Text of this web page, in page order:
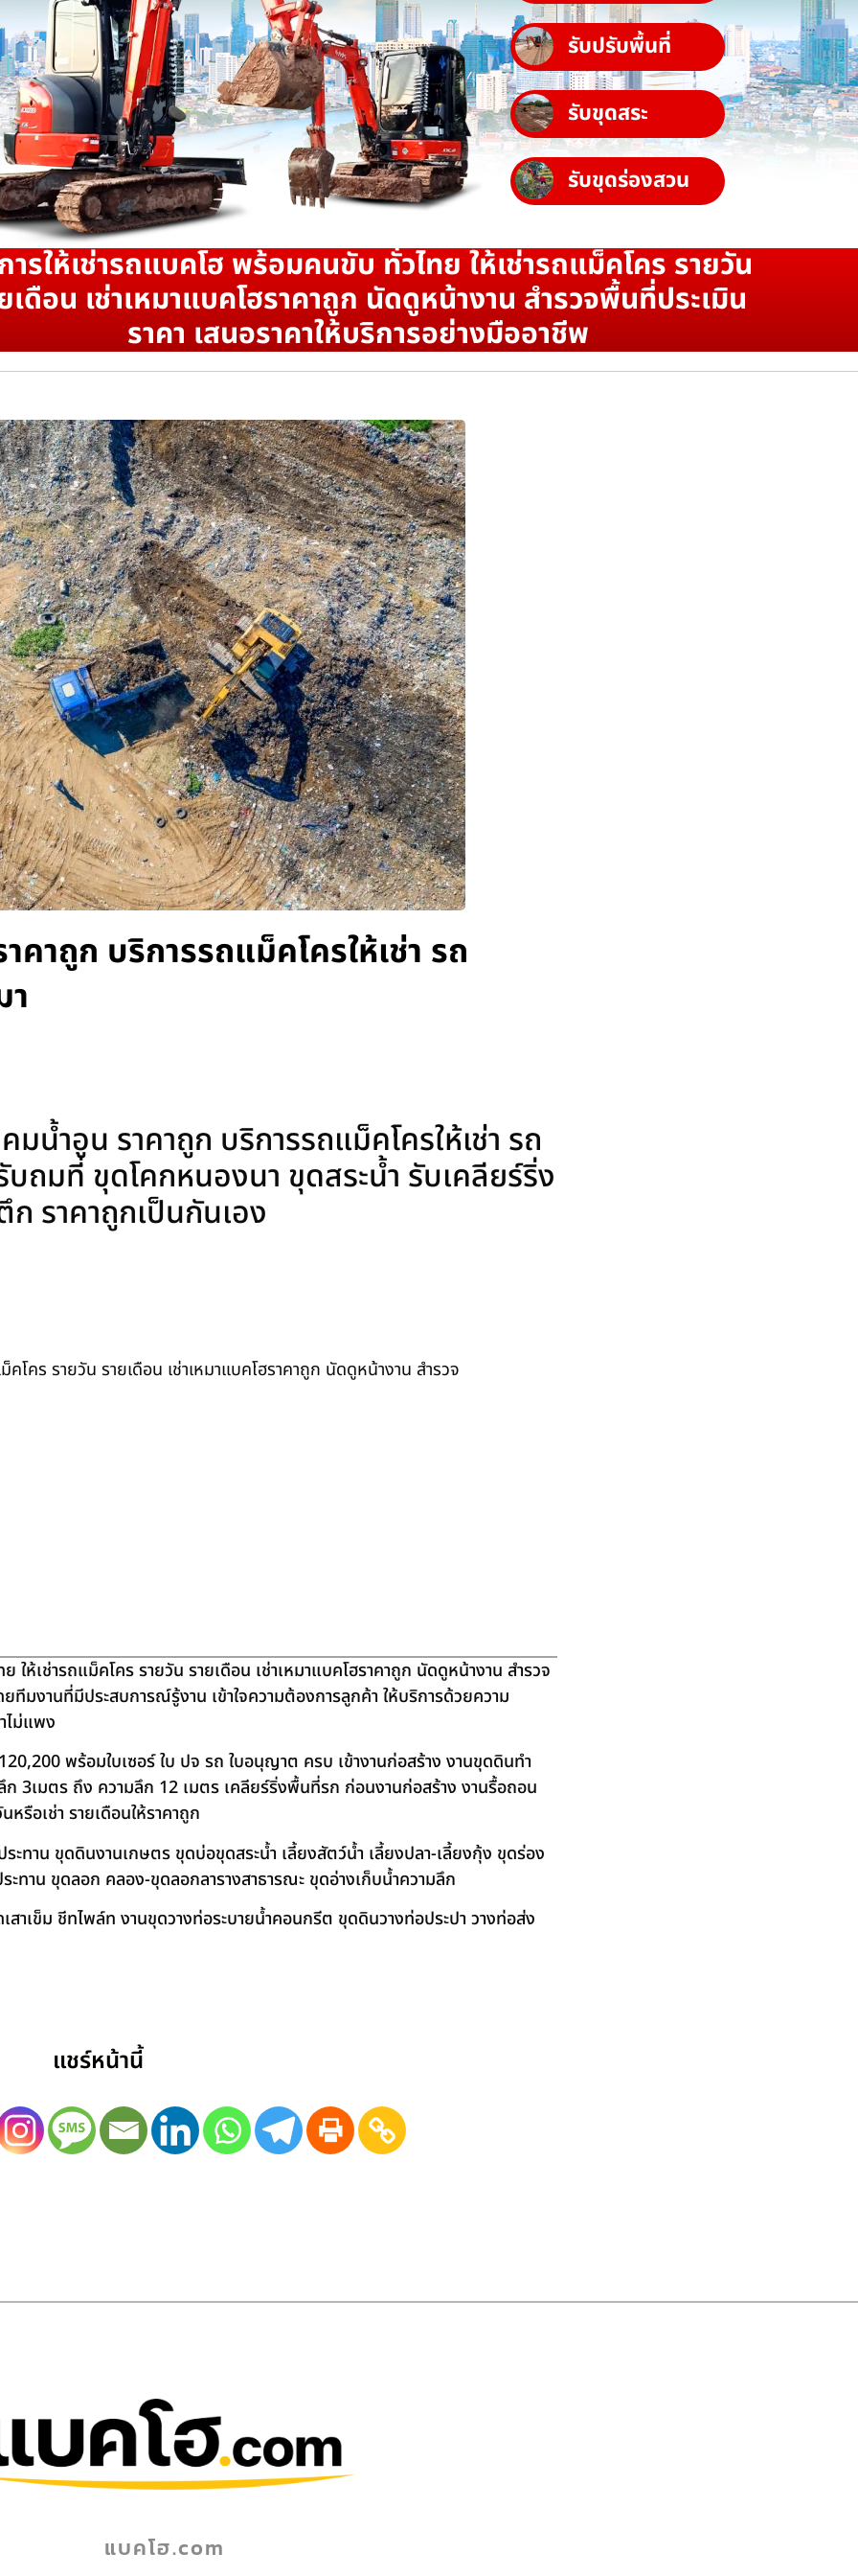
รับปรับพื้นที่
รับขุดสระ
รับขุดร่องสวน
ารให้เช่ารถแบคโฮ พร้อมคนขับ ทั่วไทย ให้เช่ารถแม็คโคร รายวัน
เดือน เช่าเหมาแบคโฮราคาถูก นัดดูหน้างาน สำรวจพื้นที่ประเมิน
ราคา เสนอราคาให้บริการอย่างมืออาชีพ
คาถูก บริการรถแม็คโครให้เช่า รถ
น้ำอูน ราคาถูก บริการรถแม็คโครให้เช่า รถ
ถมที่ ขุดโคกหนองนา ขุดสระน้ำ รับเคลียร์ริ่ง
ราคาถูกเป็นกันเอง
โคร รายวัน รายเดือน เช่าเหมาแบคโฮราคาถูก นัดดูหน้างาน สำรวจ
ห้เช่ารถแม็คโคร รายวัน รายเดือน เช่าเหมาแบคโฮราคาถูก นัดดูหน้างาน สำรวจ
ทีมงานที่มีประสบการณ์รู้งาน เข้าใจความต้องการลูกค้า ให้บริการด้วยความ
ไม่แพง
พร้อมใบเซอร์ ใบ ปจ รถ ใบอนุญาต ครบ เข้างานก่อสร้าง งานขุดดินทำ
ก 3เมตร ถึง ความลึก 12 เมตร เคลียร์ริ่งพื้นที่รก ก่อนงานก่อสร้าง งานรื้อถอน
รือเช่า รายเดือนให้ราคาถูก
ะทาน ขุดดินงานเกษตร ขุดบ่อขุดสระน้ำ เลี้ยงสัตว์น้ำ เลี้ยงปลา-เลี้ยงกุ้ง ขุดร่อง
ทาน ขุดลอก คลอง-ขุดลอกลารางสาธารณะ ขุดอ่างเก็บน้ำความลึก
าเข็ม ชีทไพล์ท งานขุดวางท่อระบายน้ำคอนกรีต ขุดดินวางท่อประปา วางท่อส่ง
แชร์หน้านี้
แบคโฮ.com